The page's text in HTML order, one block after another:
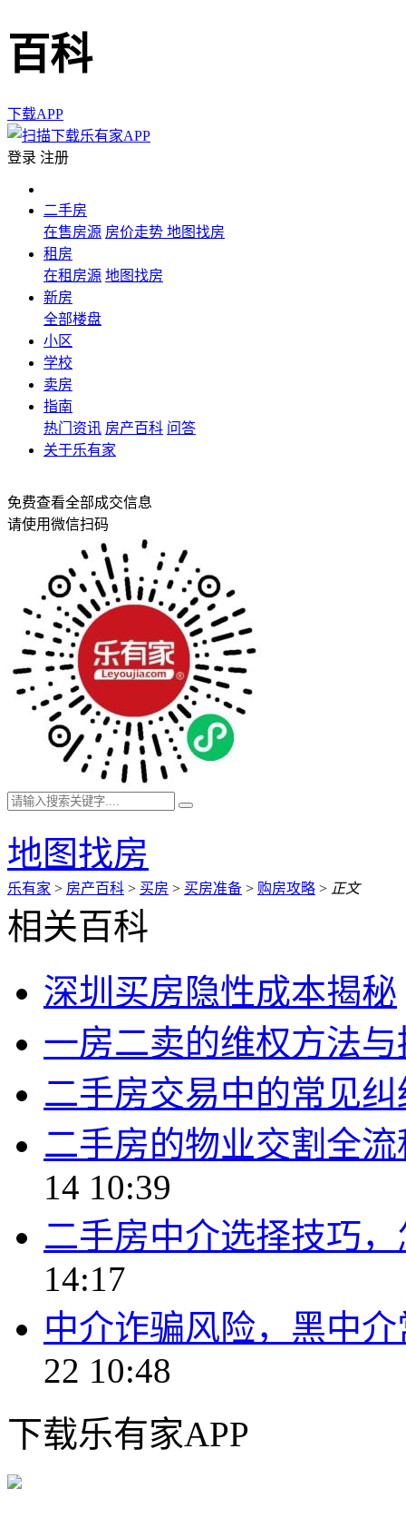
百科
下载APP
登录 注册
二手房
在售房源 房价走势 地图找房
租房
在租房源 地图找房
新房
全部楼盘
小区
学校
卖房
指南
热门资讯 房产百科 问答
关于乐有家
免费查看全部成交信息
请使用微信扫码
地图找房
乐有家 > 房产百科 > 买房 > 买房准备 > 购房攻略 > 正文
相关百科
深圳买房隐性成本揭秘
一房二卖的维权方法
二手房交易中的常见
二手房的物业交割全
14 10:39
二手房中介选择技巧
14:17
中介诈骗风险，黑中
22 10:48
下载乐有家APP